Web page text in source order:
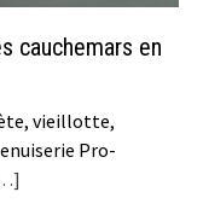
cauchemars en
vieillotte,
Pro-